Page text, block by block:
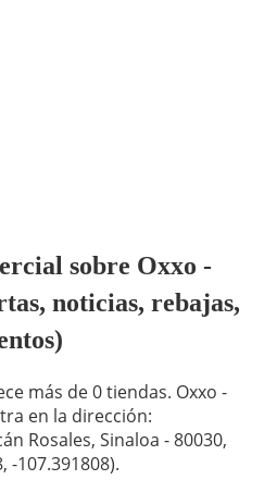
sobre Oxxo -
noticias, rebajas,
más de 0 tiendas. Oxxo -
en la dirección:
Rosales, Sinaloa - 80030,
-107.391808).